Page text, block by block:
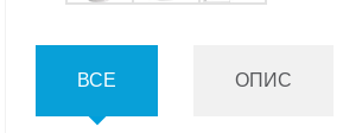
ВСЕ ОПИС